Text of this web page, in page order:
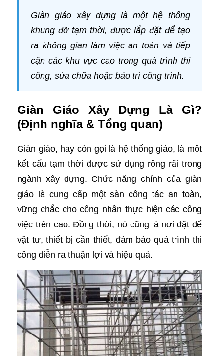
Giàn giáo xây dựng là một hệ thống
khung đỡ tạm thời, được lắp đặt để tạo
ra không gian làm việc an toàn và tiếp
cận các khu vực cao trong quá trình thi
công, sửa chữa hoặc bảo trì công trình.
Giàn Giáo Xây Dựng Là Gì?
(Định nghĩa & Tổng quan)
Giàn giáo, hay còn gọi là hệ thống giáo, là một
kết cấu tạm thời được sử dụng rộng rãi trong
ngành xây dựng. Chức năng chính của giàn
giáo là cung cấp một sàn công tác an toàn,
vững chắc cho công nhân thực hiện các công
việc trên cao. Đồng thời, nó cũng là nơi đặt để
vật tư, thiết bị cần thiết, đảm bảo quá trình thi
công diễn ra thuận lợi và hiệu quả.